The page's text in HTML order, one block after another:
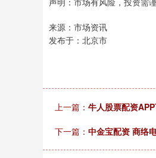
来源：市场资讯
发布于：北京市
上一篇： 牛人股票配资
下一篇： 中金宝配资 商络